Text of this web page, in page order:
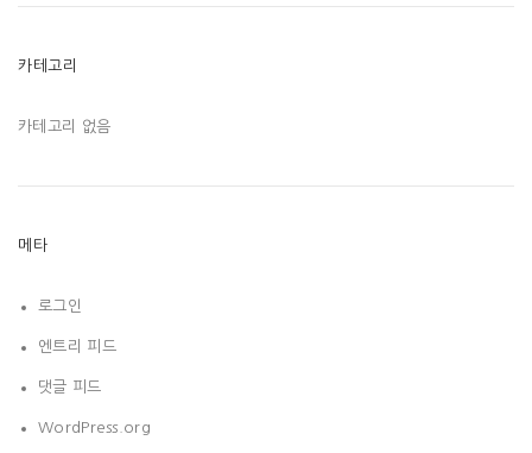
카테고리
카테고리 없음
메타
로그인
엔트리 피드
댓글 피드
WordPress.org